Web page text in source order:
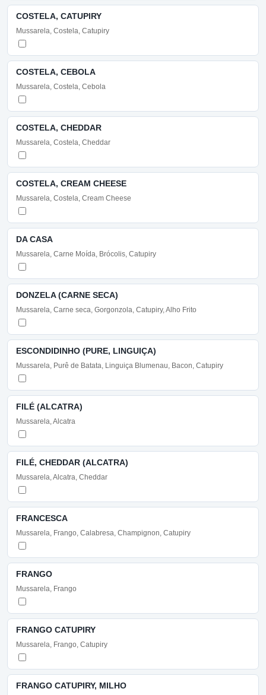
COSTELA, CATUPIRY
Mussarela, Costela, Catupiry
COSTELA, CEBOLA
Mussarela, Costela, Cebola
COSTELA, CHEDDAR
Mussarela, Costela, Cheddar
COSTELA, CREAM CHEESE
Mussarela, Costela, Cream Cheese
DA CASA
Mussarela, Carne Moída, Brócolis, Catupiry
DONZELA (CARNE SECA)
Mussarela, Carne seca, Gorgonzola, Catupiry, Alho Frito
ESCONDIDINHO (PURE, LINGUIÇA)
Mussarela, Purê de Batata, Linguiça Blumenau, Bacon, Catupiry
FILÉ (ALCATRA)
Mussarela, Alcatra
FILÉ, CHEDDAR (ALCATRA)
Mussarela, Alcatra, Cheddar
FRANCESCA
Mussarela, Frango, Calabresa, Champignon, Catupiry
FRANGO
Mussarela, Frango
FRANGO CATUPIRY
Mussarela, Frango, Catupiry
FRANGO CATUPIRY, MILHO